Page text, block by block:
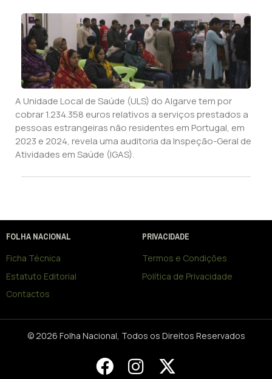
A Unidade Local de Saúde (ULS) do Algarve tem por
cobrar 1.234.358 euros relativos a serviços prestados a
pessoas estrangeiras não residentes em Portugal, em
2023 e 2024, revela uma auditoria da Inspeção-Geral de
Atividades em Saúde (IGAS).
FOLHA NACIONAL
Ficha Técnica
Estatuto Editorial
Contactos
PRIVACIDADE
Termos e Condições
Política de Privacidade
© 2026 Folha Nacional, Todos os Direitos Reservados